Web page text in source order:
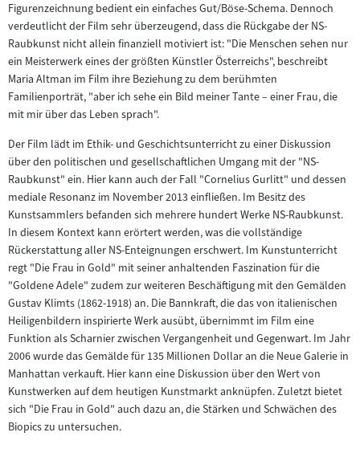
Figurenzeichnung bedient ein einfaches Gut/Böse-Schema. Dennoch
verdeutlicht der Film sehr überzeugend, dass die Rückgabe der NS-
Raubkunst nicht allein finanziell motiviert ist: "Die Menschen sehen nur
ein Meisterwerk eines der größten Künstler Österreichs", beschreibt
Maria Altman im Film ihre Beziehung zu dem berühmten
Familienporträt, "aber ich sehe ein Bild meiner Tante – einer Frau, die
mit mir über das Leben sprach".
Der Film lädt im Ethik- und Geschichtsunterricht zu einer Diskussion
über den politischen und gesellschaftlichen Umgang mit der "NS-
Raubkunst" ein. Hier kann auch der Fall "Cornelius Gurlitt" und dessen
mediale Resonanz im November 2013 einfließen. Im Besitz des
Kunstsammlers befanden sich mehrere hundert Werke NS-Raubkunst.
In diesem Kontext kann erörtert werden, was die vollständige
Rückerstattung aller NS-Enteignungen erschwert. Im Kunstunterricht
regt "Die Frau in Gold" mit seiner anhaltenden Faszination für die
"Goldene Adele" zudem zur weiteren Beschäftigung mit den Gemälden
Gustav Klimts (1862-1918) an. Die Bannkraft, die das von italienischen
Heiligenbildern inspirierte Werk ausübt, übernimmt im Film eine
Funktion als Scharnier zwischen Vergangenheit und Gegenwart. Im Jahr
2006 wurde das Gemälde für 135 Millionen Dollar an die Neue Galerie in
Manhattan verkauft. Hier kann eine Diskussion über den Wert von
Kunstwerken auf dem heutigen Kunstmarkt anknüpfen. Zuletzt bietet
sich "Die Frau in Gold" auch dazu an, die Stärken und Schwächen des
Biopics zu untersuchen.